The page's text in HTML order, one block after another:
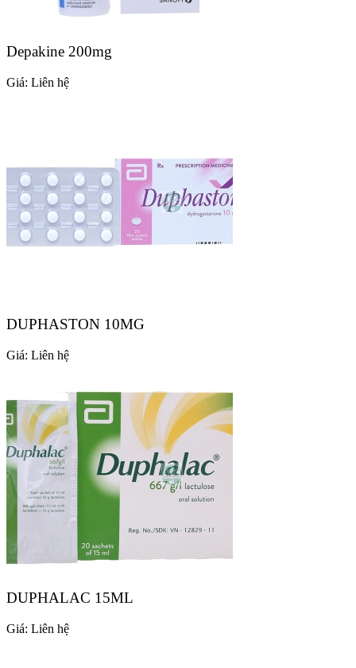
Depakine 200mg
Giá: Liên hệ
DUPHASTON 10MG
Giá: Liên hệ
DUPHALAC 15ML
Giá: Liên hệ